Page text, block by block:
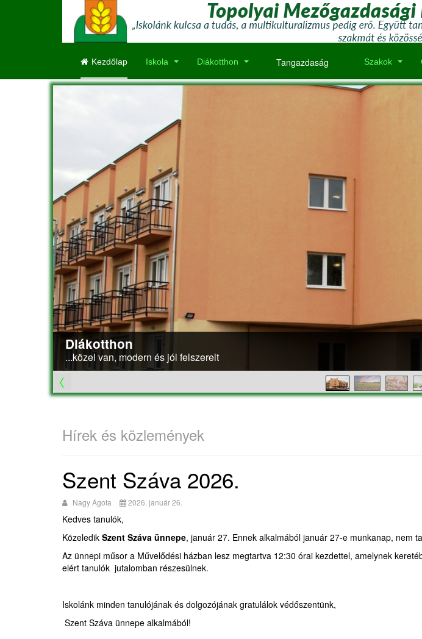
Kezdőlap Iskola Diákotthon Tangazdaság Szakok
Diákotthon
...közel van, modern és jól felszerelt
Hírek és közlemények
Szent Száva 2026.
Nagy Ágota 2026. január 26.
Kedves tanulók,
Közeledik Szent Száva ünnepe, január 27. Ennek alkalmából január 27-e munkanap, nem
Az ünnepi műsor a Művelődési házban lesz megtartva 12:30 órai kezdettel, amelynek
elért tanulók jutalomban részesülnek.
Iskolánk minden tanulójának és dolgozójának gratulálok védőszentünk,
Szent Száva ünnepe alkalmából!